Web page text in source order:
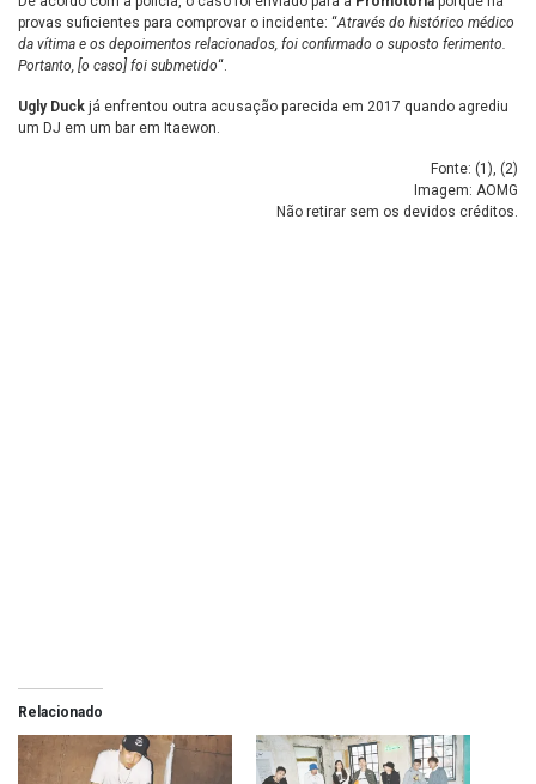
provas suficientes para comprovar o incidente: “Através do histórico médico
da vítima e os depoimentos relacionados, foi confirmado o suposto ferimento.
Portanto, [o caso] foi submetido“.
Ugly Duck já enfrentou outra acusação parecida em 2017 quando agrediu
um DJ em um bar em Itaewon.
Fonte: (1 ), (2)
Imagem: AOMG
Não retirar sem os devidos créditos.
Relacionado